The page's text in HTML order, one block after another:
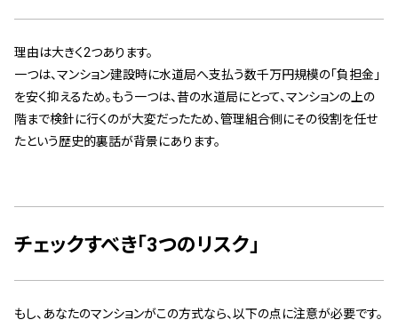
理由は大きく2つあります。
一つは、マンション建設時に水道局へ支払う数千万円規模の「負担金」
を安く抑えるため。もう一つは、昔の水道局にとって、マンションの上の
階まで検針に行くのが大変だったため、管理組合側にその役割を任せ
たという歴史的裏話が背景にあります。
チェックすべき「3つのリスク」
もし、あなたのマンションがこの方式なら、以下の点に注意が必要です。